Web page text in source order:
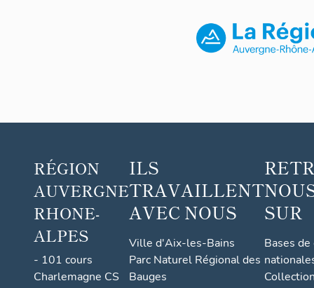
RÉGION
AUVERGNE
RHONE-
ALPES
- 101 cours
Charlemagne CS
ILS
TRAVAILLENT
AVEC NOUS
Ville d'Aix-les-Bains
Parc Naturel Régional des
Bauges
SUR
Bases